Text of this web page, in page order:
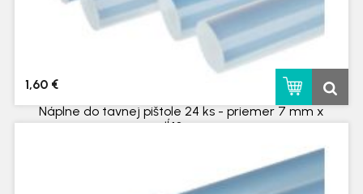
Náplne do tavnej pištole 24 ks - priemer 7 mm x
dĺ.10 cm
1,60 €